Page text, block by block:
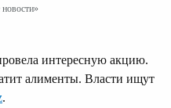
интересную акцию.
алименты. Власти ищут
.